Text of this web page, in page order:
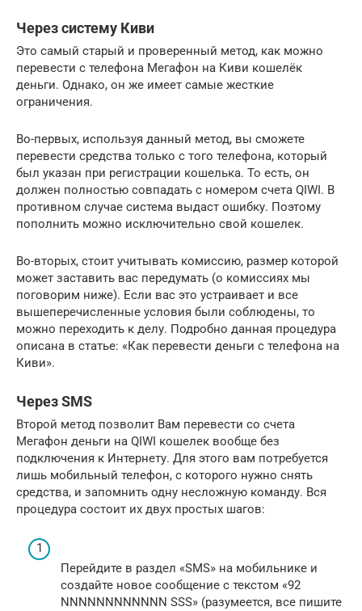
Через систему Киви
Это самый старый и проверенный метод, как можно
перевести с телефона Мегафон на Киви кошелёк
деньги. Однако, он же имеет самые жесткие
ограничения.
Во-первых, используя данный метод, вы сможете
перевести средства только с того телефона, который
был указан при регистрации кошелька. То есть, он
должен полностью совпадать с номером счета QIWI. В
противном случае система выдаст ошибку. Поэтому
пополнить можно исключительно свой кошелек.
Во-вторых, стоит учитывать комиссию, размер которой
может заставить вас передумать (о комиссиях мы
поговорим ниже). Если вас это устраивает и все
вышеперечисленные условия были соблюдены, то
можно переходить к делу. Подробно данная процедура
описана в статье: «Как перевести деньги с телефона на
Киви».
Через SMS
Второй метод позволит Вам перевести со счета
Мегафон деньги на QIWI кошелек вообще без
подключения к Интернету. Для этого вам потребуется
лишь мобильный телефон, с которого нужно снять
средства, и запомнить одну несложную команду. Вся
процедура состоит их двух простых шагов:
Перейдите в раздел «SMS» на мобильнике и
создайте новое сообщение с текстом «92
NNNNNNNNNNNN SSS» (разумеется, все пишите